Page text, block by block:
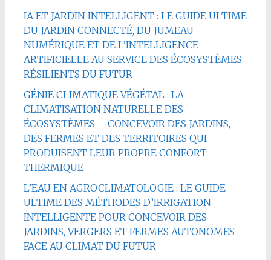
IA ET JARDIN INTELLIGENT : LE GUIDE ULTIME
DU JARDIN CONNECTÉ, DU JUMEAU
NUMÉRIQUE ET DE L’INTELLIGENCE
ARTIFICIELLE AU SERVICE DES ÉCOSYSTÈMES
RÉSILIENTS DU FUTUR
GÉNIE CLIMATIQUE VÉGÉTAL : LA
CLIMATISATION NATURELLE DES
ÉCOSYSTÈMES – CONCEVOIR DES JARDINS,
DES FERMES ET DES TERRITOIRES QUI
PRODUISENT LEUR PROPRE CONFORT
THERMIQUE
L’EAU EN AGROCLIMATOLOGIE : LE GUIDE
ULTIME DES MÉTHODES D’IRRIGATION
INTELLIGENTE POUR CONCEVOIR DES
JARDINS, VERGERS ET FERMES AUTONOMES
FACE AU CLIMAT DU FUTUR